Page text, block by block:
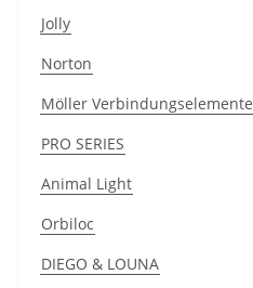
Jolly
Norton
Möller Verbindungselemente
PRO SERIES
Animal Light
Orbiloc
DIEGO & LOUNA